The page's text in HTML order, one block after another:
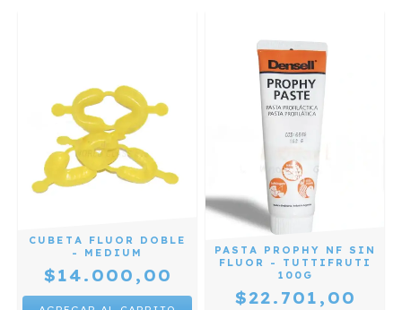
CUBETA FLUOR DOBLE
- MEDIUM
$14.000,00
PASTA PROPHY NF SIN
FLUOR - TUTTIFRUTI
100G
$22.701,00